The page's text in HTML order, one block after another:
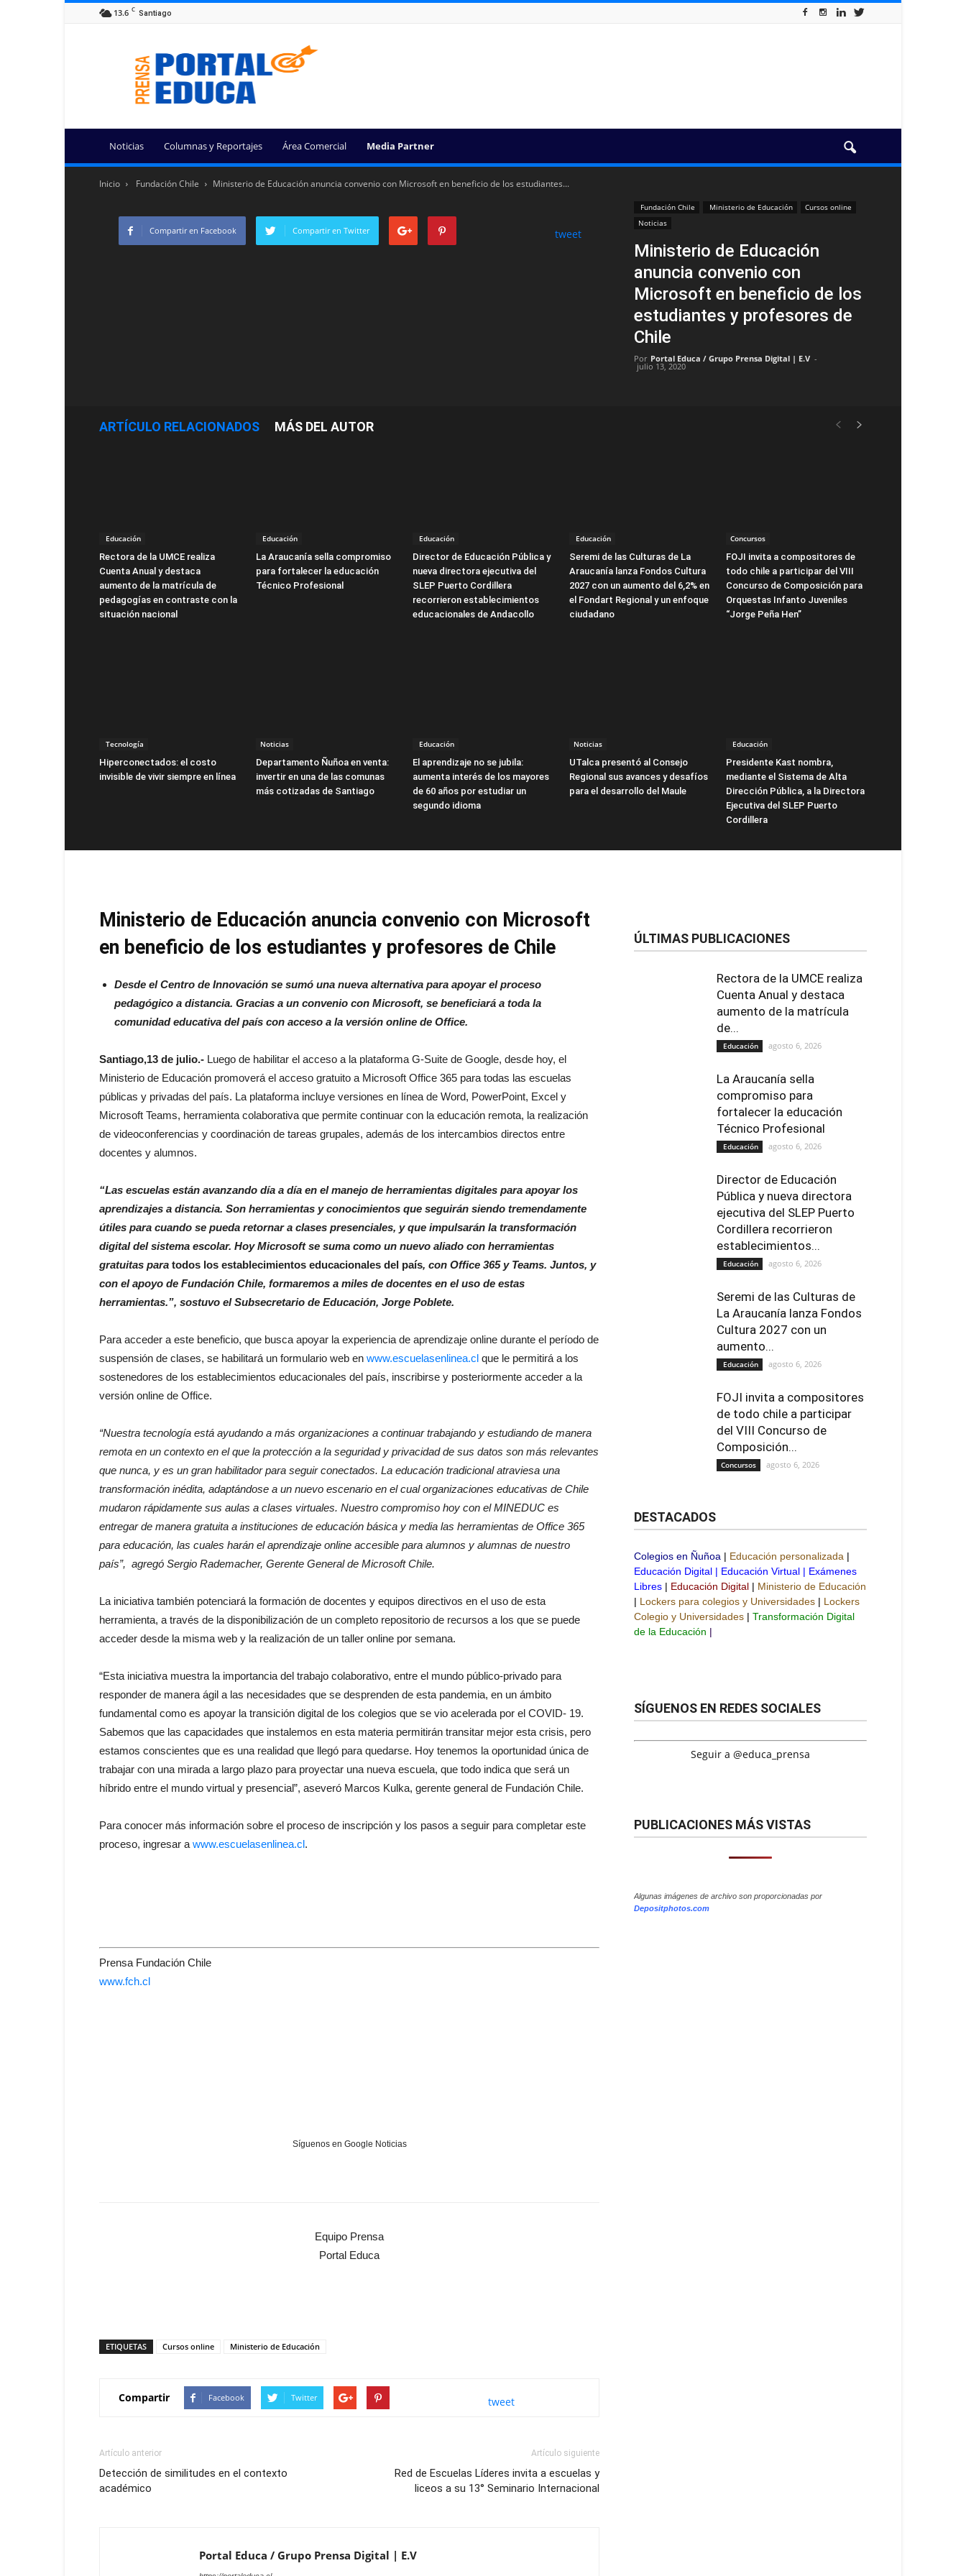
13.6 C Santiago
Portal
Educa
Noticias Columnas y Reportajes Área Comercial Media Partner
Inicio Fundación Chile Ministerio de Educación anuncia convenio con Microsoft en beneficio de los estudiantes...
Fundación Chile Ministerio de Educación
Cursos online
Noticias
Ministerio de Educación
anuncia convenio con
Microsoft en beneficio de los
estudiantes y profesores de
Chile
Por Portal Educa / Grupo Prensa Digital | E.V -
julio 13, 2020
Compartir en Facebook Compartir en Twitter tweet
ARTÍCULO RELACIONADOS MÁS DEL AUTOR
Educación
Rectora de la UMCE realiza
Cuenta Anual y destaca
aumento de la matrícula de
pedagogías en contraste con la
situación nacional
Educación
La Araucanía sella compromiso
para fortalecer la educación
Técnico Profesional
Educación
Director de Educación Pública y
nueva directora ejecutiva del
SLEP Puerto Cordillera
recorrieron establecimientos
educacionales de Andacollo
Educación
Seremi de las Culturas de La
Araucanía lanza Fondos Cultura
2027 con un aumento del 6,2% en
el Fondart Regional y un enfoque
ciudadano
Concursos
FOJI invita a compositores de
todo chile a participar del VIII
Concurso de Composición para
Orquestas Infanto Juveniles
“Jorge Peña Hen”
Tecnología
Hiperconectados: el costo
invisible de vivir siempre en línea
Noticias
Departamento Ñuñoa en venta:
invertir en una de las comunas
más cotizadas de Santiago
Educación
El aprendizaje no se jubila:
aumenta interés de los mayores
de 60 años por estudiar un
segundo idioma
Noticias
UTalca presentó al Consejo
Regional sus avances y desafíos
para el desarrollo del Maule
Educación
Presidente Kast nombra,
mediante el Sistema de Alta
Dirección Pública, a la Directora
Ejecutiva del SLEP Puerto
Cordillera
Ministerio de Educación anuncia convenio con Microsoft
en beneficio de los estudiantes y profesores de Chile
Desde el Centro de Innovación se sumó una nueva alternativa para apoyar el proceso
pedagógico a distancia. Gracias a un convenio con Microsoft, se beneficiará a toda la
comunidad educativa del país con acceso a la versión online de Office.
Santiago,13 de julio.- Luego de habilitar el acceso a la plataforma G-Suite de Google, desde hoy, el
Ministerio de Educación promoverá el acceso gratuito a Microsoft Office 365 para todas las escuelas
públicas y privadas del país. La plataforma incluye versiones en línea de Word, PowerPoint, Excel y
Microsoft Teams, herramienta colaborativa que permite continuar con la educación remota, la realización
de videoconferencias y coordinación de tareas grupales, además de los intercambios directos entre
docentes y alumnos.
“Las escuelas están avanzando día a día en el manejo de herramientas digitales para apoyar los
aprendizajes a distancia. Son herramientas y conocimientos que seguirán siendo tremendamente
útiles para cuando se pueda retornar a clases presenciales, y que impulsarán la transformación
digital del sistema escolar. Hoy Microsoft se suma como un nuevo aliado con herramientas
gratuitas para todos los establecimientos educacionales del país, con Office 365 y Teams. Juntos, y
con el apoyo de Fundación Chile, formaremos a miles de docentes en el uso de estas
herramientas.”, sostuvo el Subsecretario de Educación, Jorge Poblete.
Para acceder a este beneficio, que busca apoyar la experiencia de aprendizaje online durante el período de
suspensión de clases, se habilitará un formulario web en www.escuelasenlinea.cl que le permitirá a los
sostenedores de los establecimientos educacionales del país, inscribirse y posteriormente acceder a la
versión online de Office.
“Nuestra tecnología está ayudando a más organizaciones a continuar trabajando y estudiando de manera
remota en un contexto en el que la protección a la seguridad y privacidad de sus datos son más relevantes
que nunca, y es un gran habilitador para seguir conectados. La educación tradicional atraviesa una
transformación inédita, adaptándose a un nuevo escenario en el cual organizaciones educativas de Chile
mudaron rápidamente sus aulas a clases virtuales. Nuestro compromiso hoy con el MINEDUC es
entregar de manera gratuita a instituciones de educación básica y media las herramientas de Office 365
para educación, las cuales harán el aprendizaje online accesible para alumnos y alumnas de nuestro
país”, agregó Sergio Rademacher, Gerente General de Microsoft Chile.
La iniciativa también potenciará la formación de docentes y equipos directivos en el uso de esta
herramienta, a través de la disponibilización de un completo repositorio de recursos a los que se puede
acceder desde la misma web y la realización de un taller online por semana.
“Esta iniciativa muestra la importancia del trabajo colaborativo, entre el mundo público-privado para
responder de manera ágil a las necesidades que se desprenden de esta pandemia, en un ámbito
fundamental como es apoyar la transición digital de los colegios que se vio acelerada por el COVID- 19.
Sabemos que las capacidades que instalemos en esta materia permitirán transitar mejor esta crisis, pero
estamos conscientes que es una realidad que llegó para quedarse. Hoy tenemos la oportunidad única de
trabajar con una mirada a largo plazo para proyectar una nueva escuela, que todo indica que será un
híbrido entre el mundo virtual y presencial”, aseveró Marcos Kulka, gerente general de Fundación Chile.
Para conocer más información sobre el proceso de inscripción y los pasos a seguir para completar este
proceso, ingresar a www.escuelasenlinea.cl.
Prensa Fundación Chile
www.fch.cl
Síguenos en Google Noticias
Equipo Prensa
Portal Educa
ETIQUETAS Cursos online Ministerio de Educación
Compartir Facebook Twitter tweet
Artículo anterior
Detección de similitudes en el contexto
académico
Artículo siguiente
Red de Escuelas Líderes invita a escuelas y
liceos a su 13° Seminario Internacional
Portal Educa / Grupo Prensa Digital | E.V
ÚLTIMAS PUBLICACIONES
Rectora de la UMCE realiza
Cuenta Anual y destaca
aumento de la matrícula
de...
Educación agosto 6, 2026
La Araucanía sella
compromiso para
fortalecer la educación
Técnico Profesional
Educación agosto 6, 2026
Director de Educación
Pública y nueva directora
ejecutiva del SLEP Puerto
Cordillera recorrieron
establecimientos...
Educación agosto 6, 2026
Seremi de las Culturas de
La Araucanía lanza Fondos
Cultura 2027 con un
aumento...
Educación agosto 6, 2026
FOJI invita a compositores
de todo chile a participar
del VIII Concurso de
Composición...
Concursos agosto 6, 2026
DESTACADOS
Colegios en Ñuñoa | Educación personalizada |
Educación Digital | Educación Virtual | Exámenes
Libres | Educación Digital | Ministerio de Educación
| Lockers para colegios y Universidades | Lockers
Colegio y Universidades | Transformación Digital
de la Educación |
SÍGUENOS EN REDES SOCIALES
Seguir a @educa_prensa
PUBLICACIONES MÁS VISTAS
Algunas imágenes de archivo son proporcionadas por
Depositphotos.com